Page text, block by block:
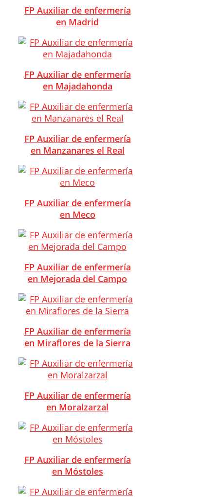
FP Auxiliar de enfermería
en Madrid
FP Auxiliar de enfermería
en Majadahonda
FP Auxiliar de enfermería
en Manzanares el Real
FP Auxiliar de enfermería
en Meco
FP Auxiliar de enfermería
en Mejorada del Campo
FP Auxiliar de enfermería
en Miraflores de la Sierra
FP Auxiliar de enfermería
en Moralzarzal
FP Auxiliar de enfermería
en Móstoles